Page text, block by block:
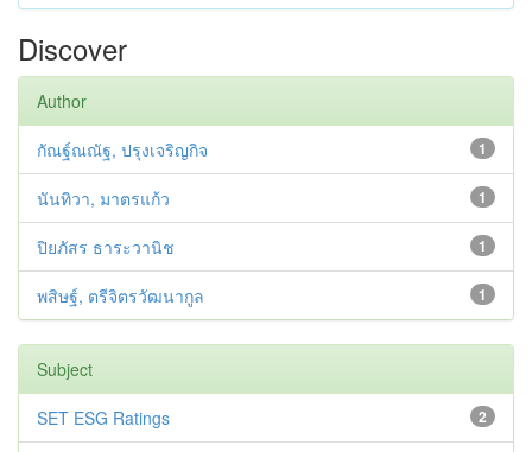
Discover
Author
1
กัณฐ์ณณัฐ, ปรุงเจริญกิจ
1
นันทิวา, มาตรแก้ว
1
ปิยภัสร ธาระวานิช
1
พสิษฐ์, ตรีจิตรวัฒนากูล
Subject
2
SET ESG Ratings